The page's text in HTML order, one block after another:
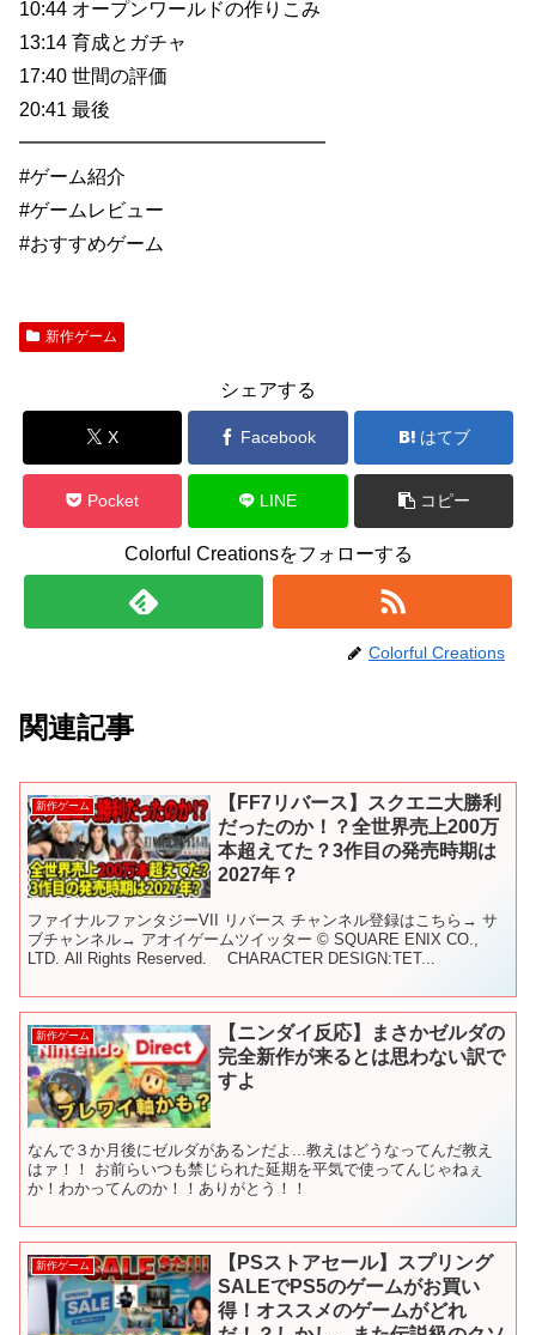
10:44 オープンワールドの作りこみ
13:14 育成とガチャ
17:40 世間の評価
20:41 最後
━━━━━━━━━━━━━━━━
#ゲーム紹介
#ゲームレビュー
#おすすめゲーム
新作ゲーム
シェアする
X Facebook はてブ
Pocket LINE コピー
Colorful Creationsをフォローする
Colorful Creations
関連記事
新作ゲーム
【FF7リバース】スクエニ大勝利
だったのか！？全世界売上200万
本超えてた？3作目の発売時期は
2027年？
ファイナルファンタジーVII リバース チャンネル登録はこちら→ サ
ブチャンネル→ アオイゲームツイッター © SQUARE ENIX CO.,
LTD. All Rights Reserved. CHARACTER DESIGN:TET...
新作ゲーム
【ニンダイ反応】まさかゼルダの
完全新作が来るとは思わない訳で
すよ
なんで３か月後にゼルダがあるンだよ...教えはどうなってんだ教え
はァ！！ お前らいつも禁じられた延期を平気で使ってんじゃねぇ
か！わかってんのか！！ありがとう！！
新作ゲーム
【PSストアセール】スプリング
SALEでPS5のゲームがお買い
得！オススメのゲームがどれ